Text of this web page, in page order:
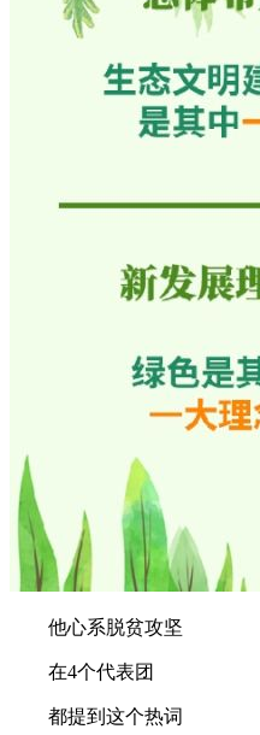
他心系脱贫攻坚
在4个代表团
都提到这个热词